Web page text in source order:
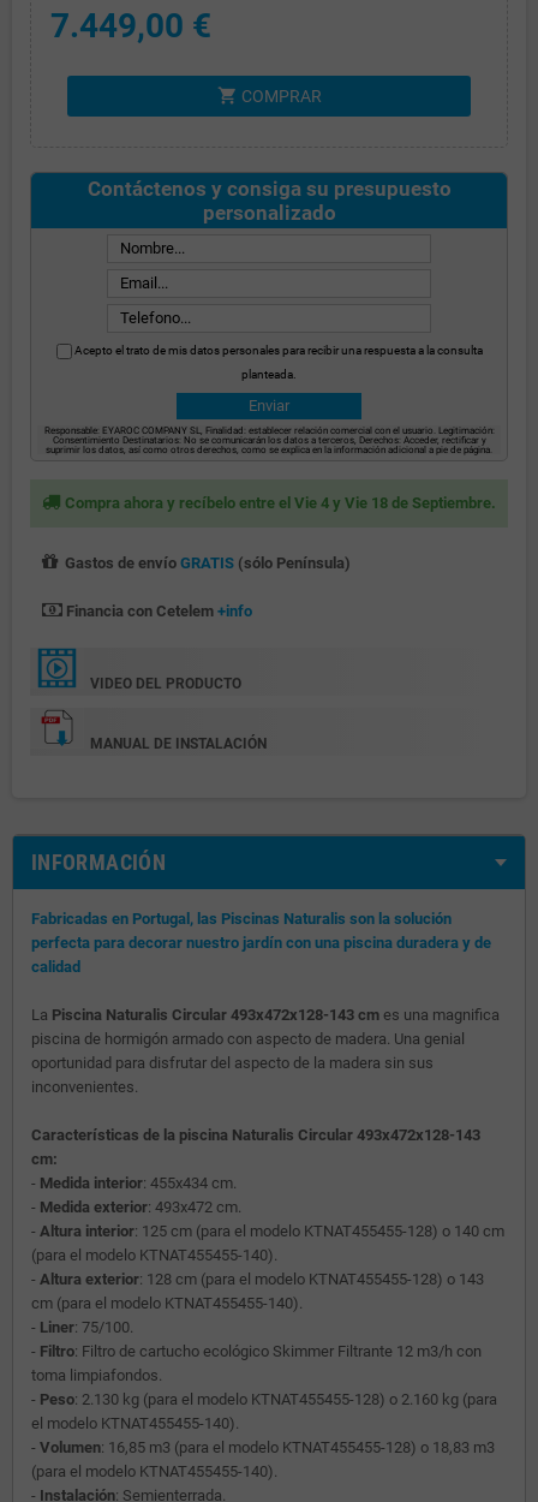
7.449,00 €
shopping_cart COMPRAR
Contáctenos y consiga su presupuesto
personalizado
Acepto el trato de mis datos personales para recibir una respuesta a la consulta
planteada.
Responsable: EYAROC COMPANY SL, Finalidad: establecer relación comercial con el usuario. Legitimación:
Consentimiento Destinatarios: No se comunicarán los datos a terceros, Derechos: Acceder, rectificar y
suprimir los datos, así como otros derechos, como se explica en la información adicional a pie de página.
Compra ahora y recíbelo entre el Vie 4 y Vie 18 de Septiembre.
Gastos de envío GRATIS(sólo Península)
Financia con Cetelem +info
VIDEO DEL PRODUCTO
MANUAL DE INSTALACIÓN
INFORMACIÓN
Fabricadas en Portugal, las Piscinas Naturalis son la solución
perfecta para decorar nuestro jardín con una piscina duradera y de
calidad
La Piscina Naturalis Circular 493x472x128-143 cm es una magnifica
piscina de hormigón armado con aspecto de madera. Una genial
oportunidad para disfrutar del aspecto de la madera sin sus
inconvenientes.
Características de la piscina Naturalis Circular 493x472x128-143
cm:
- Medida interior: 455x434 cm.
- Medida exterior: 493x472 cm.
- Altura interior: 125 cm (para el modelo KTNAT455455-128) o 140 cm
(para el modelo KTNAT455455-140).
- Altura exterior: 128 cm (para el modelo KTNAT455455-128) o 143
cm (para el modelo KTNAT455455-140).
- Liner: 75/100.
- Filtro: Filtro de cartucho ecológico Skimmer Filtrante 12 m3/h con
toma limpiafondos.
- Peso: 2.130 kg (para el modelo KTNAT455455-128) o 2.160 kg (para
el modelo KTNAT455455-140).
- Volumen: 16,85 m3 (para el modelo KTNAT455455-128) o 18,83 m3
(para el modelo KTNAT455455-140).
- Instalación: Semienterrada.